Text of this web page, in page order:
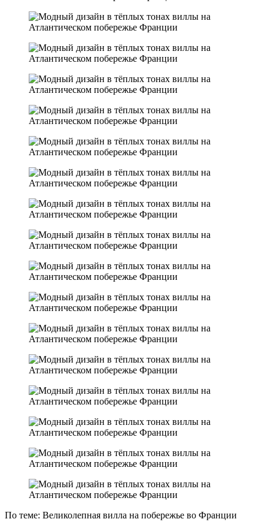
По теме: Великолепная вилла на побережье во Франции